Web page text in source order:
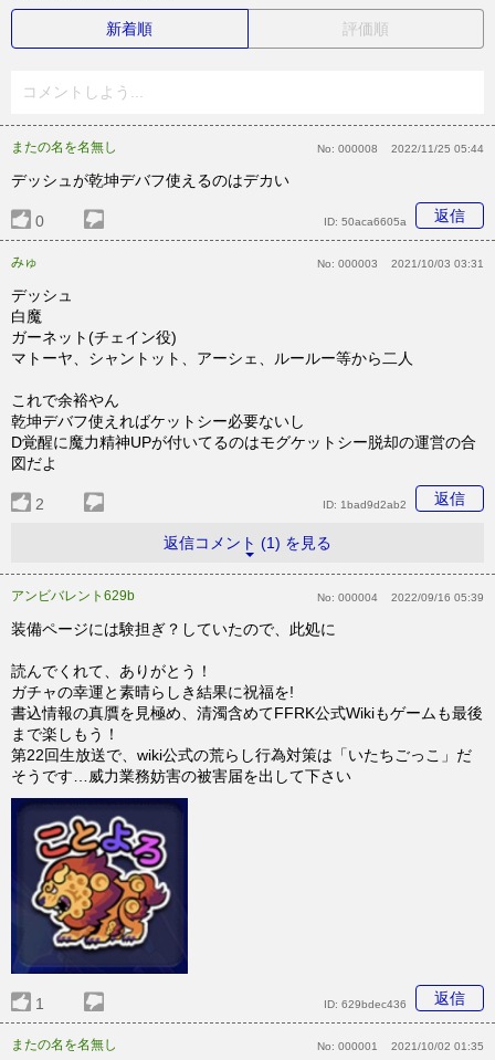
新着順 評価順
コメントしよう...
またの名を名無し No: 000008 2022/11/25 05:44
デッシュが乾坤デバフ使えるのはデカい
0 返信
ID: 50aca6605a
みゅ No: 000003 2021/10/03 03:31
デッシュ
白魔
ガーネット(チェイン役)
マトーヤ、シャントット、アーシェ、ルールー等から二人
これで余裕やん
乾坤デバフ使えればケットシー必要ないし
D覚醒に魔力精神UPが付いてるのはモグケットシー脱却の運営の合
図だよ
2 返信
ID: 1bad9d2ab2
返信コメント (1) を見る
アンビバレント629b No: 000004 2022/09/16 05:39
装備ページには験担ぎ？していたので、此処に
読んでくれて、ありがとう！
ガチャの幸運と素晴らしき結果に祝福を!
書込情報の真贋を見極め、清濁含めてFFRK公式Wikiもゲームも最後
まで楽しもう！
第22回生放送で、wiki公式の荒らし行為対策は「いたちごっこ」だ
そうです…威力業務妨害の被害届を出して下さい
1 返信
ID: 629bdec436
またの名を名無し No: 000001 2021/10/02 01:35